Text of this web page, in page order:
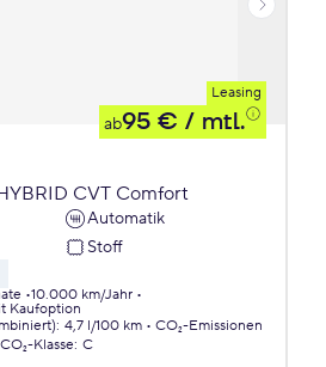
Leasing
ab95 € / mtl.
CVT Comfort
Automatik
Stoff
10.000 km/Jahr
Kaufoption
: 4,7 l/100 km
CO₂-Emissionen
CO₂-Klasse: C